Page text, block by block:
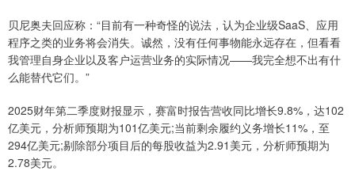
贝尼奥夫回应称：“目前有一种奇怪的说法，认为企业级SaaS、应用
程序之类的业务将会消失。诚然，没有任何事物能永远存在，但看看
我管理自身企业以及客户运营业务的实际情况——我完全想不出有什
么能替代它们。”
2025财年第二季度财报显示，赛富时报告营收同比增长9.8%，达102
亿美元，分析师预期为101亿美元;当前剩余履约义务增长11%，至
294亿美元;剔除部分项目后的每股收益为2.91美元，分析师预期为
2.78美元。